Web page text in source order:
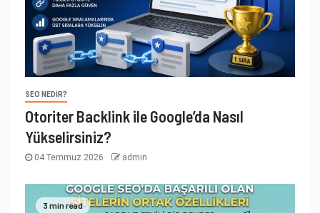
SEO NEDIR?
Otoriter Backlink ile Google’da Nasıl
Yükselirsiniz?
04 Temmuz 2026 admin
3 min read